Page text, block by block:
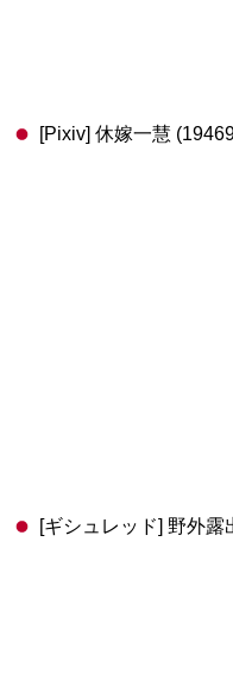
[Pixiv] 休
[ギシュレッド] 野外